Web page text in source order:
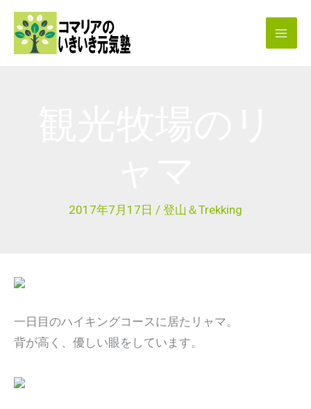
2017年7月17日 / 登山＆Trekking
一日目のハイキングコースに居たリャマ。
背が高く、優しい眼をしています。